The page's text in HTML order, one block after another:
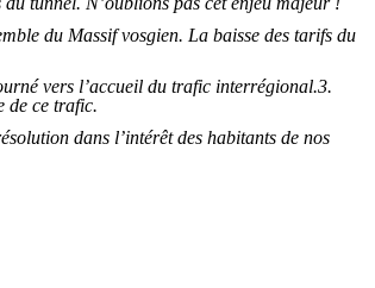
du Massif vosgien. La baisse des tarifs du
vers l’accueil du trafic interrégional.3.
de ce trafic.
dans l’intérêt des habitants de nos